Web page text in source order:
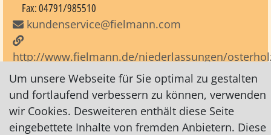
Fax: 04791/985510
kundenservice@fielmann.com
http://www.fielmann.de/niederlassungen/
scharmbeck/27711-kirchenstrasse-19-19-a/
http://www.fielmann.de
auf Facebook
auf Facebook2
Um unsere Webseite für Sie optimal zu gestalten
und fortlaufend verbessern zu können, verwenden
wir Cookies. Desweiteren enthält diese Seite
eingebettete Inhalte von fremden Anbietern. Diese